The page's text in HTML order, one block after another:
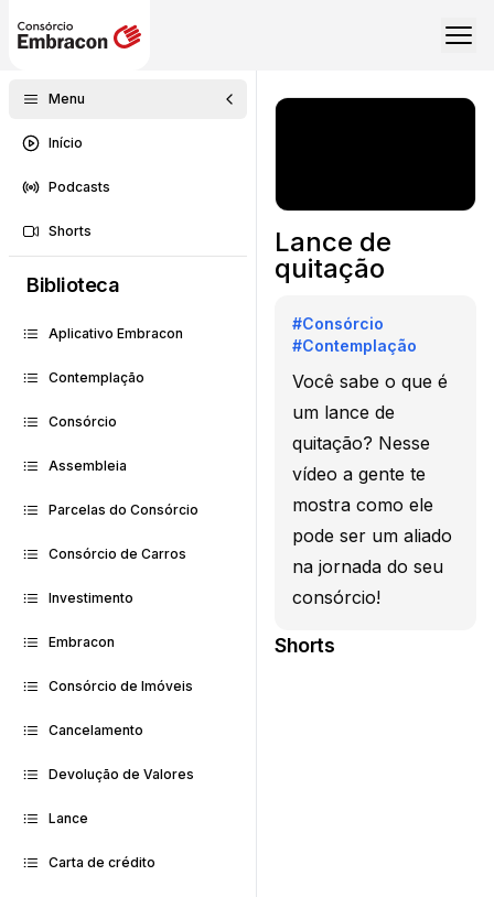
Menu
Início
Podcasts
Shorts
Biblioteca
Aplicativo Embracon
Contemplação
Consórcio
Assembleia
Parcelas do Consórcio
Consórcio de Carros
Investimento
Embracon
Consórcio de Imóveis
Cancelamento
Devolução de Valores
Lance
Carta de crédito
Lance de
quitação
#Consórcio
#Contemplação
Você sabe o que é
um lance de
quitação? Nesse
vídeo a gente te
mostra como ele
pode ser um aliado
na jornada do seu
consórcio!
Shorts